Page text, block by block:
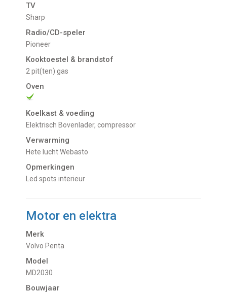
TV
Sharp
Radio/CD-speler
Pioneer
Kooktoestel & brandstof
2 pit(ten) gas
Oven
Koelkast & voeding
Elektrisch Bovenlader, compressor
Verwarming
Hete lucht Webasto
Opmerkingen
Led spots interieur
Motor en elektra
Merk
Volvo Penta
Model
MD2030
Bouwjaar